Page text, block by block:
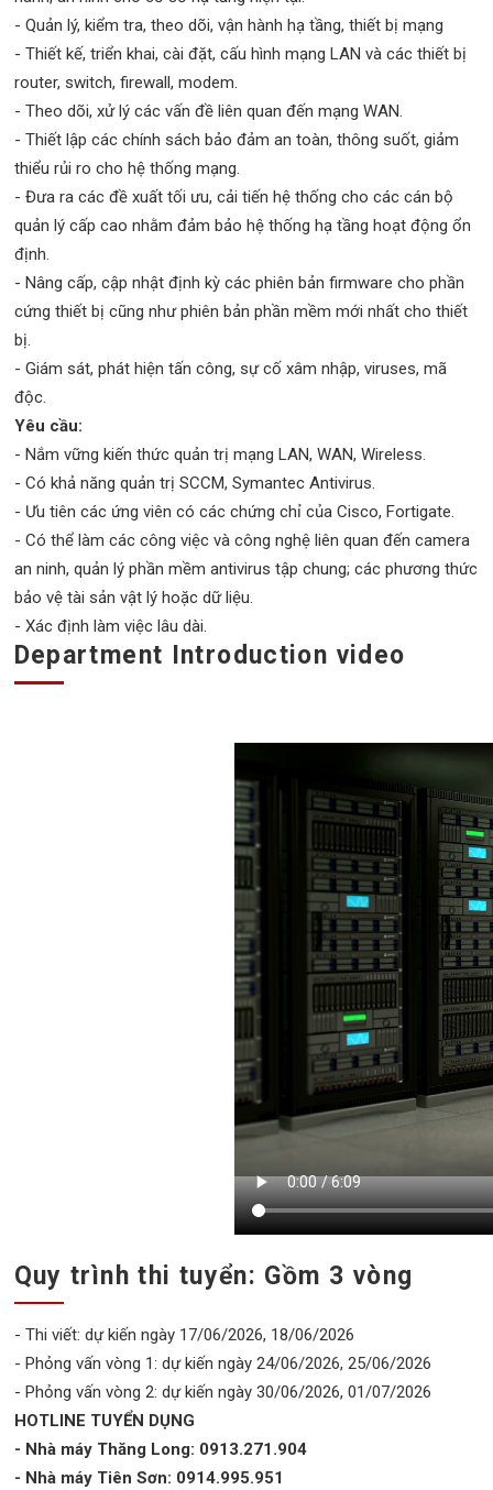
- Quản lý, kiểm tra, theo dõi, vận hành hạ tầng, thiết bị mạng
- Thiết kế, triển khai, cài đặt, cấu hình mạng LAN và các thiết bị
router, switch, firewall, modem.
- Theo dõi, xử lý các vấn đề liên quan đến mạng WAN.
- Thiết lập các chính sách bảo đảm an toàn, thông suốt, giảm
thiểu rủi ro cho hệ thống mạng.
- Đưa ra các đề xuất tối ưu, cải tiến hệ thống cho các cán bộ
quản lý cấp cao nhằm đảm bảo hệ thống hạ tầng hoạt động ổn
định.
- Nâng cấp, cập nhật định kỳ các phiên bản firmware cho phần
cứng thiết bị cũng như phiên bản phần mềm mới nhất cho thiết
bị.
- Giám sát, phát hiện tấn công, sự cố xâm nhập, viruses, mã
độc.
Yêu cầu:
- Nắm vững kiến thức quản trị mạng LAN, WAN, Wireless.
- Có khả năng quản trị SCCM, Symantec Antivirus.
- Ưu tiên các ứng viên có các chứng chỉ của Cisco, Fortigate.
- Có thể làm các công việc và công nghệ liên quan đến camera
an ninh, quản lý phần mềm antivirus tập chung; các phương thức
bảo vệ tài sản vật lý hoặc dữ liệu.
- Xác định làm việc lâu dài.
Department Introduction video
Quy trình thi tuyển: Gồm 3 vòng
- Thi viết: dự kiến ngày 17/06/2026, 18/06/2026
- Phỏng vấn vòng 1: dự kiến ngày 24/06/2026, 25/06/2026
- Phỏng vấn vòng 2: dự kiến ngày 30/06/2026, 01/07/2026
HOTLINE TUYỂN DỤNG
- Nhà máy Thăng Long: 0913.271.904
- Nhà máy Tiên Sơn: 0914.995.951